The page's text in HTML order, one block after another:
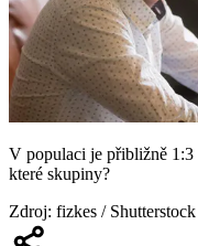
V populaci je přibližně
které skupiny?
Zdroj: fizkes / Shutterstock